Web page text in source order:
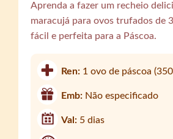
Aprenda a fazer um recheio
maracujá para ovos trufados de
fácil e perfeita para a Páscoa.
Ren: 1 ovo de páscoa
Emb: Não especificado
Val: 5 dias